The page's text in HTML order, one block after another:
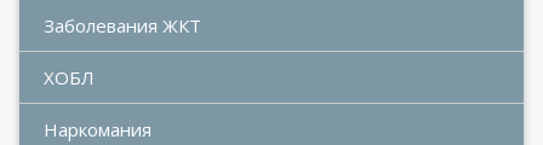
Заболевания ЖКТ
ХОБЛ
Наркомания